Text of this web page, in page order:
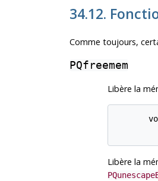
34.12.
Comme toujours,
PQfreemem
Libère la
Libère la